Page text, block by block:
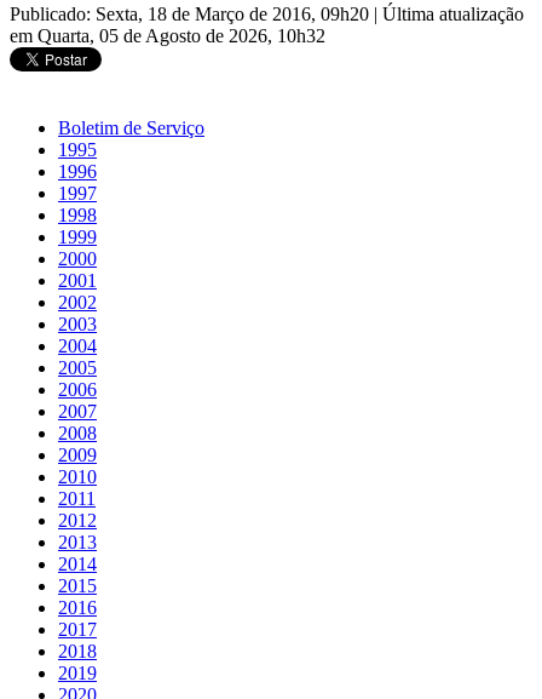
Publicado: Sexta, 18 de Março de 2016, 09h20 | Última atualização
em Quarta, 05 de Agosto de 2026, 10h32
Boletim de Serviço
1995
1996
1997
1998
1999
2000
2001
2002
2003
2004
2005
2006
2007
2008
2009
2010
2011
2012
2013
2014
2015
2016
2017
2018
2019